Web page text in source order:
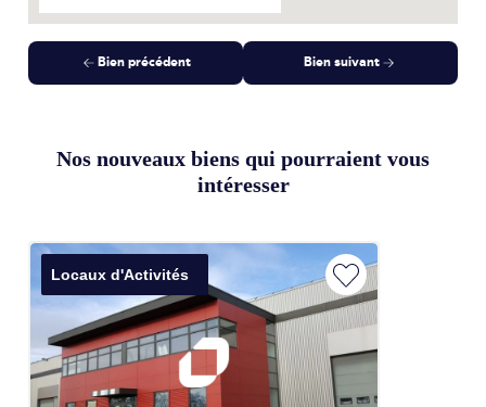
Bien précédent Bien suivant
Nos nouveaux biens qui pourraient vous
intéresser
Locaux d'Activités